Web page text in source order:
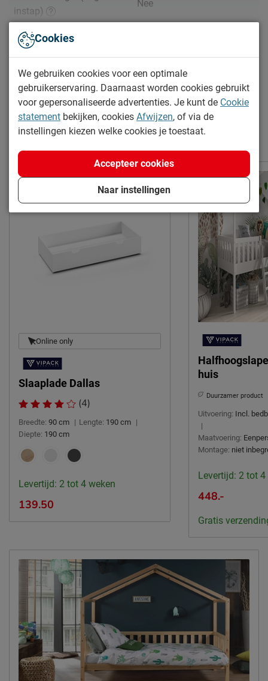
instap)
Nee
Hoogte hoofdbord
Hoogte
Kenmerken
Thema bed
huis
Elektrisch verstelbare
bedbodem mogelijk?
Niet mogelijk
Uitvoering
matras
Kleur
naturel
Materiaal
hout
Materiaal poten
hout
Goed om te weten
Afnemen met een vochtig
2 jaar garantie volgens CBW
Montage
niet inbegrepen
Duurzaam duurzamer product
Leveranciersinformatie
Naam
Locatie
Meulebeeksestraat 51,
8710, Wielsbeke, België
Emailadres
Bekijk meer specificaties
Dallas sofabed als huis
Meer van de serie Dallas
Online only
Slaaplade Dallas
(4)
Breedte: 90 cm | Lengte: 190 cm |
Diepte: 190 cm
Levertijd: 2 tot 4 weken
139.50
huis
Duurzamer product
Uitvoering: Incl.
|
Maatvoering:
Montage: niet
Levertijd: 2 tot 4
448.-
Gratis
Cookies
We gebruiken cookies voor een optimale
gebruikerservaring. Daarnaast worden cookies gebruikt
voor gepersonaliseerde advertenties. Je kunt de Cookie
statement bekijken, cookies Afwijzen, of via de
instellingen kiezen welke cookies je toestaat.
Naar instellingen
Accepteer cookies